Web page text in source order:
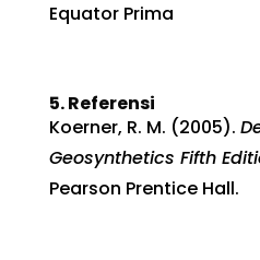
Equator Prima
5.Referensi
Koerner, R. M. (2005).
Geosynthetics Fifth
Pearson Prentice Hall.